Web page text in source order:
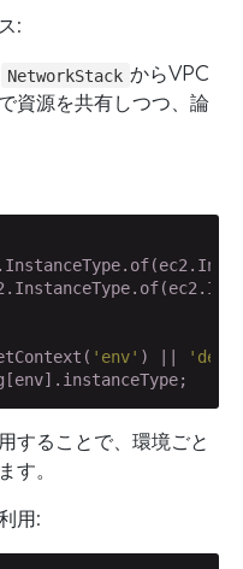
:
NetworkStack からVPC
資源を共有しつつ、論
'env' ) ||
'dev'
することで、環境ごと
す。
用: